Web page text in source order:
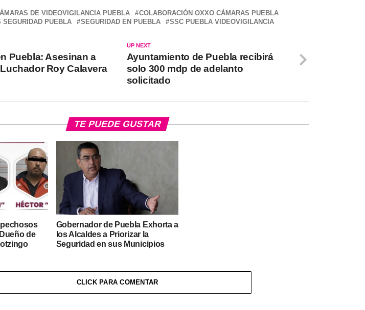
DE VIDEOVIGILANCIA PUEBLA
COLABORACIÓN OXXO CÁMARAS PUEBLA
SEGURIDAD PUEBLA
SEGURIDAD EN PUEBLA SSC PUEBLA VIDEOVIGILANCIA
UP NEXT
Ayuntamiento de Puebla recibirá
solo 300 mdp de adelanto
solicitado
Puebla: Asesinan a
Roy Calavera
TE PUEDE GUSTAR
de
Gobernador de Puebla Exhorta a
los Alcaldes a Priorizar la
Seguridad en sus Municipios
CLICK PARA COMENTAR